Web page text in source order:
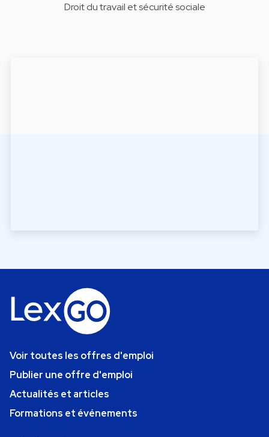
Droit du travail et sécurité sociale
Voir toutes les offres d'emploi
Publier une offre d'emploi
Actualités et articles
Formations et événements